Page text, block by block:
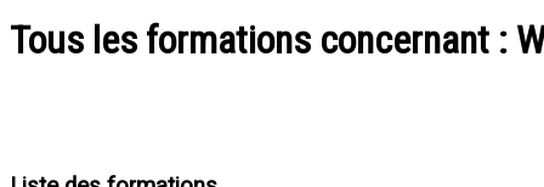
Tous les formations concernant :